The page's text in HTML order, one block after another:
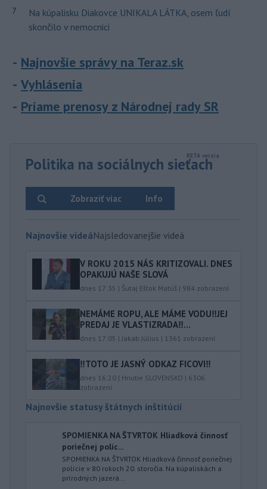
7
Na kúpalisku Diakovce UNIKALA LÁTKA, osem ľudí
skončilo v nemocnici
Najnovšie správy na Teraz.sk
Vyhlásenia
Priame prenosy z Národnej rady SR
Politika na sociálnych sieťach
Info
Zobraziť viac
Najnovšie videáNajsledovanejšie videá
V ROKU 2015 NÁS KRITIZOVALI. DNES
OPAKUJÚ NAŠE SLOVÁ
dnes 17:35 | Šutaj Eštok Matúš | 984 zobrazení
NEMÁME ROPU, ALE MÁME VODU‼️JEJ
PREDAJ JE VLASTIZRADA‼️...
dnes 17:05 | Jakab Július | 1361 zobrazení
‼️TOTO JE JASNÝ ODKAZ FICOVI‼️
dnes 16:20 | Hnutie SLOVENSKO | 6306
zobrazení
Najnovšie statusy štátnych inštitúcií
SPOMIENKA NA ŠTVRTOK Hliadková činnosť
poriečnej políc...
SPOMIENKA NA ŠTVRTOK Hliadková činnosť poriečnej
polície v 80 rokoch 20. storočia. Na kúpaliskách a
prírodných jazerá...